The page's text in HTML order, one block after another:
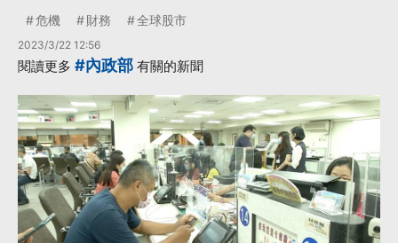
危機 財務 全球股市
2023/3/22 12:56
閱讀更多 #內政部 有關的新聞